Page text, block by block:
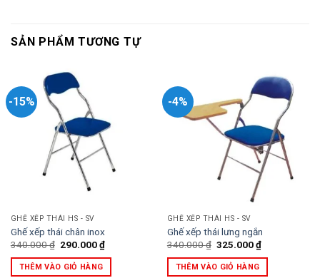
SẢN PHẨM TƯƠNG TỰ
-15%
GHẾ XẾP THÁI HS - SV
Ghế xếp thái chân inox
340.000₫ Giá
là:
340.000 ₫.
290.000₫Giá
hiện
tại
THÊM VÀO GIỎ HÀNG
-4%
GHẾ XẾP THÁI HS - SV
Ghế xếp thái lưng ngắn
340.000₫ Giá
là:
340.000 ₫.
325.000₫Giá
hiện
tại
THÊM VÀO GIỎ HÀNG